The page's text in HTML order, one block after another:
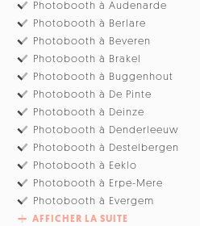
Photobooth à Audenarde
Photobooth à Berlare
Photobooth à Beveren
Photobooth à Brakel
Photobooth à Buggenhout
Photobooth à De Pinte
Photobooth à Deinze
Photobooth à Denderleeuw
Photobooth à Destelbergen
Photobooth à Eeklo
Photobooth à Erpe-Mere
Photobooth à Evergem
AFFICHER LA SUITE